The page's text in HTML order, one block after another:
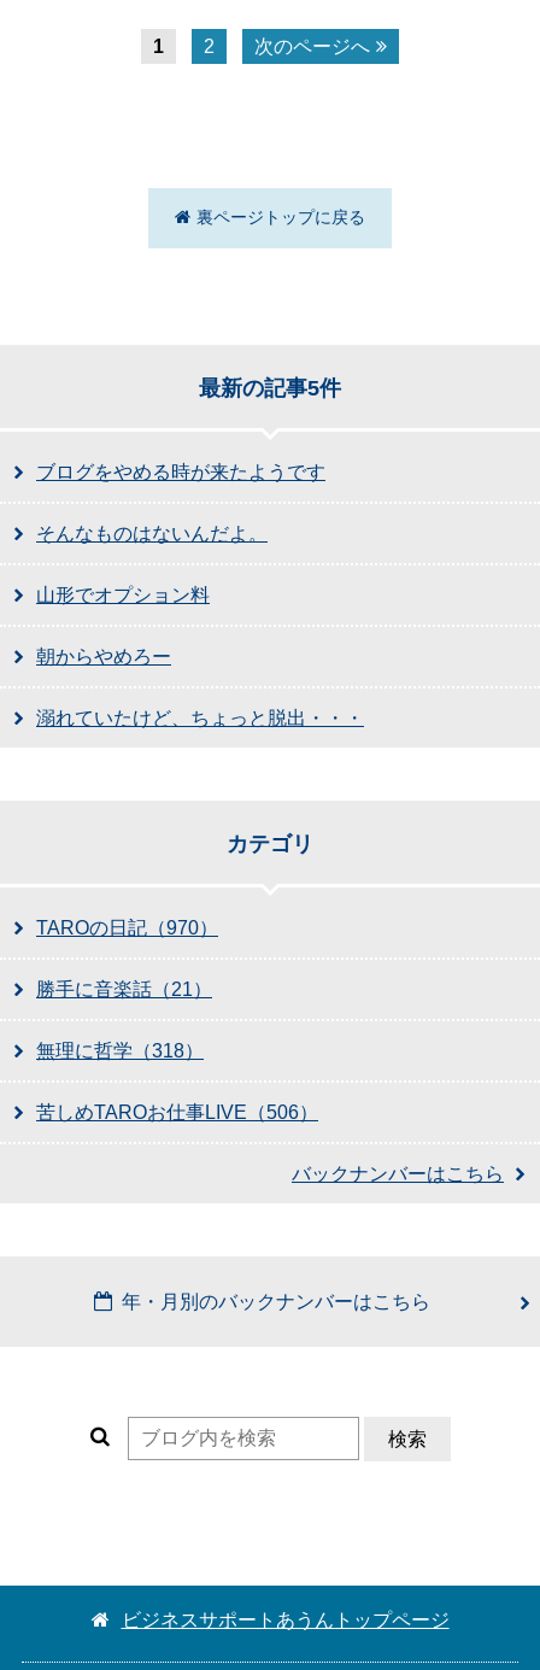
1 2 次のページへ
裏ページトップに戻る
最新の記事5件
ブログをやめる時が来たようです
そんなものはないんだよ。
山形でオプション料
朝からやめろー
溺れていたけど、ちょっと脱出・・・
カテゴリ
TAROの日記（970）
勝手に音楽話（21）
無理に哲学（318）
苦しめTAROお仕事LIVE（506）
バックナンバーはこちら
年・月別のバックナンバーはこちら
検索
ビジネスサポートあうんトップページ